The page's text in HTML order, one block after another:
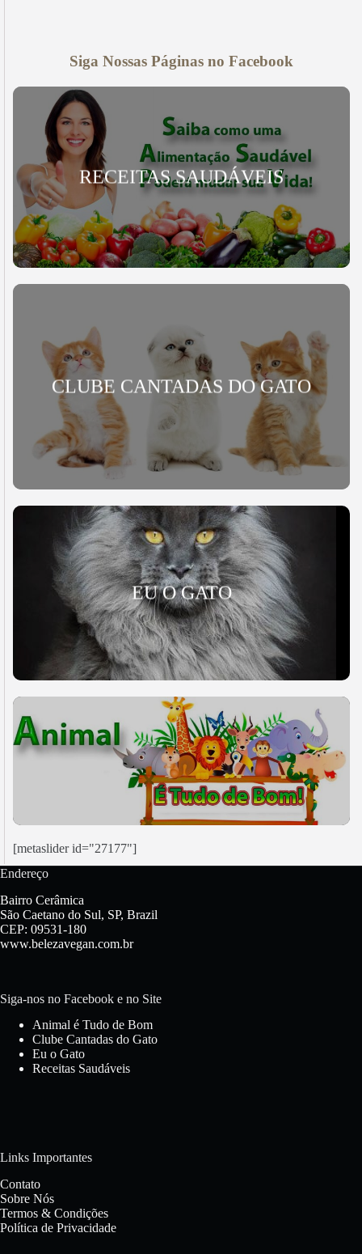
Siga Nossas Páginas no Facebook
RECEITAS SAUDÁVEIS
CLUBE CANTADAS DO GATO
EU O GATO
[metaslider id="27177"]
Endereço
Bairro Cerâmica
São Caetano do Sul, SP, Brazil
CEP: 09531-180
www.belezavegan.com.br
Siga-nos no Facebook e no Site
Animal é Tudo de Bom
Clube Cantadas do Gato
Eu o Gato
Receitas Saudáveis
Links Importantes
Contato
Sobre Nós
Termos & Condições
Política de Privacidade